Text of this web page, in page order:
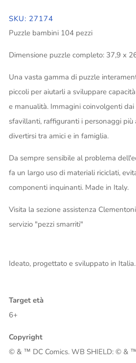
SKU: 27174
Puzzle bambini 104 pezzi
Dimensione puzzle completo: 37,9 x
Una vasta gamma di puzzle
piccoli per aiutarli a sviluppare
e manualità. Immagini coinvolgenti
sfavillanti, raffiguranti i personaggi più
divertirsi tra amici e in famiglia.
Da sempre sensibile al problema
fa un largo uso di materiali riciclati,
componenti inquinanti. Made in Italy.
Visita la sezione assistenza
servizio "pezzi smarriti"
Ideato, progettato e sviluppato in Italia.
Target età
6+
Copyright
© & ™ DC Comics. WB SHIELD: © &